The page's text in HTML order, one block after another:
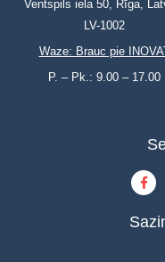
Ventspils iela 50, Rīga,
LV-1002
Waze: Brauc pie
P. – Pk.: 9.00 – 17.00